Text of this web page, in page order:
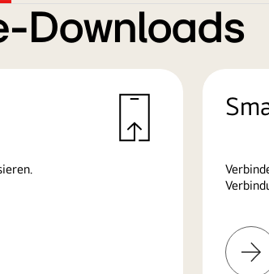
Downloads